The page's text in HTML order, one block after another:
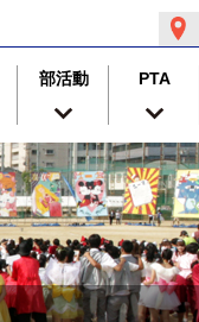
部活動 PTA